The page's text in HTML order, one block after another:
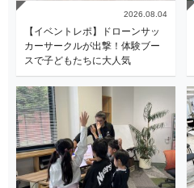
2026.08.04
【イベントレポ】ドローンサッ
カーサークルが出撃！体験ブー
スで子どもたちに大人気